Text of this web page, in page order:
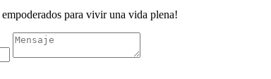
empoderados para vivir una vida plena!